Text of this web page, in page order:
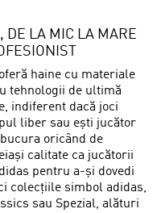
DE LA MIC LA MARE
haine cu materiale
tehnologii de ultimă
indiferent dacă joci
liber sau ești jucător
oricând de
calitate ca jucătorii
pentru a-și dovedi
colecțiile simbol adidas,
sau Spezial, alături